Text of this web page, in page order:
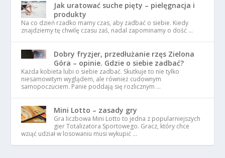
Jak uratować suche pięty – pielęgnacja i
produkty
Na co dzień rzadko mamy czas, aby zadbać o siebie. Kiedy
znajdziemy tę chwilę czasu zaś, nadal zapominamy o dość …
Dobry fryzjer, przedłużanie rzęs Zielona
Góra – opinie. Gdzie o siebie zadbać?
Każda kobieta lubi o siebie zadbać. Skutkuje to nie tylko
niesamowitym wyglądem, ale również cudownym
samopoczuciem. Panie poddają się rozlicznym …
Mini Lotto – zasady gry
Gra liczbowa Mini Lotto to jedna z popularniejszych
gier Totalizatora Sportowego. Gracz, który chce
wziąć udział w losowaniu musi wykupić …